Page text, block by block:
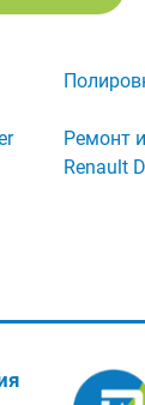
Ремонт
Renault